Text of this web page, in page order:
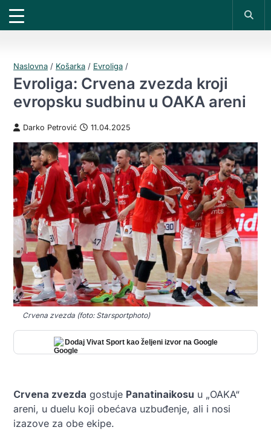
Naslovna / Košarka / Evroliga /
Evroliga: Crvena zvezda kroji
evropsku sudbinu u OAKA areni
Darko Petrović 11.04.2025
Crvena zvezda (foto: Starsportphoto)
Dodaj Vivat Sport kao željeni izvor na Google
Crvena zvezda gostuje Panatinaikosu u „OAKA“
areni, u duelu koji obećava uzbuđenje, ali i nosi
izazove za obe ekipe.